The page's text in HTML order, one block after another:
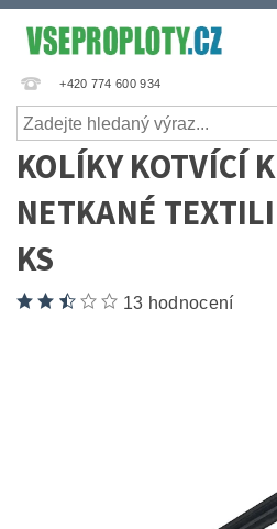
+420 774 600 934
KOLÍKY KOTVÍCÍ
NETKANÉ
KS
13 hodnocení